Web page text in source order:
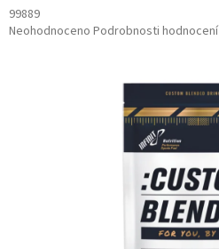
99889
Průměrné
Neohodnoceno Podrobnosti hodnocení